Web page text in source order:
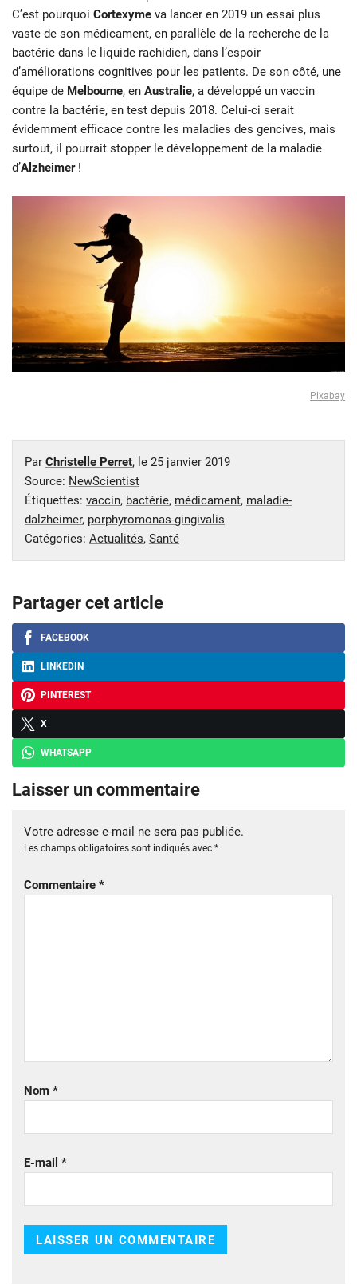
C’est pourquoi Cortexyme va lancer en 2019 un essai plus
vaste de son médicament, en parallèle de la recherche de la
bactérie dans le liquide rachidien, dans l’espoir
d’améliorations cognitives pour les patients. De son côté, une
équipe de Melbourne, en Australie, a développé un vaccin
contre la bactérie, en test depuis 2018. Celui-ci serait
évidemment efficace contre les maladies des gencives, mais
surtout, il pourrait stopper le développement de la maladie
d’Alzheimer!
Pixabay
Par Christelle Perret, le 25 janvier 2019
Source: NewScientist
Étiquettes: vaccin, bactérie, médicament, maladie-
dalzheimer, porphyromonas-gingivalis
Catégories: Actualités, Santé
Partager cet article
FACEBOOK
LINKEDIN
PINTEREST
X
WHATSAPP
Laisser un commentaire
Votre adresse e-mail ne sera pas publiée.
Les champs obligatoires sont indiqués avec *
Commentaire *
Nom *
E-mail *